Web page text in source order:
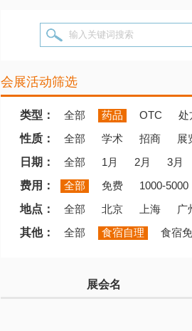
输入关键词搜索
会展活动筛选
类型： 全部 药品 OTC 处
性质：
全部 学术 招商 展
日期：
全部 1月 2月 3月
费用：
全部 免费 1000-5000
地点：
全部 北京 上海 广
其他：
全部 食宿自理 食宿
展会名